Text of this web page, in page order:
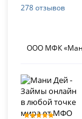
278 отзывов
ООО МФК